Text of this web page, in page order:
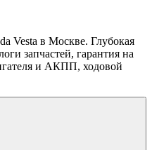
Vesta в Москве. Глубокая
запчастей, гарантия на
и АКПП, ходовой